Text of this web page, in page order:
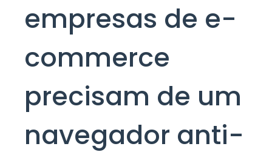
empresas de e-
commerce
precisam de um
navegador anti-